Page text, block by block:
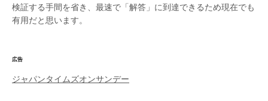
検証する手間を省き、最速で「解答」に到達できるため現在でも
有用だと思います。
広告
ジャパンタイムズオンサンデー